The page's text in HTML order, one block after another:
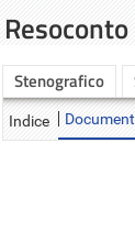
Stenografico
Indice